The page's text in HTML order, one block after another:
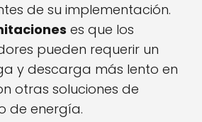
de su implementación.
es que los
pueden requerir un
y descarga más lento en
otras soluciones de
de energía.